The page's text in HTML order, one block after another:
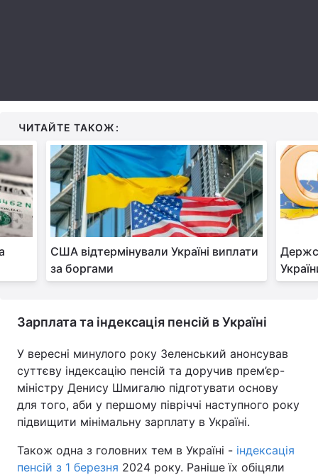
Тема оформлення
ЧИТАЙТЕ ТАКОЖ:
США відтермінували Україні виплати
за боргами
Зарплата та індексація пенсій в Україні
У вересні минулого року Зеленський анонсував
суттєву індексацію пенсій та доручив прем’єр-
міністру Денису Шмигалю підготувати основу
для того, аби у першому півріччі наступного року
підвищити мінімальну зарплату в Україні.
Також одна з головних тем в Україні - індексація
пенсій з 1 березня 2024 року. Раніше їх обіцяли